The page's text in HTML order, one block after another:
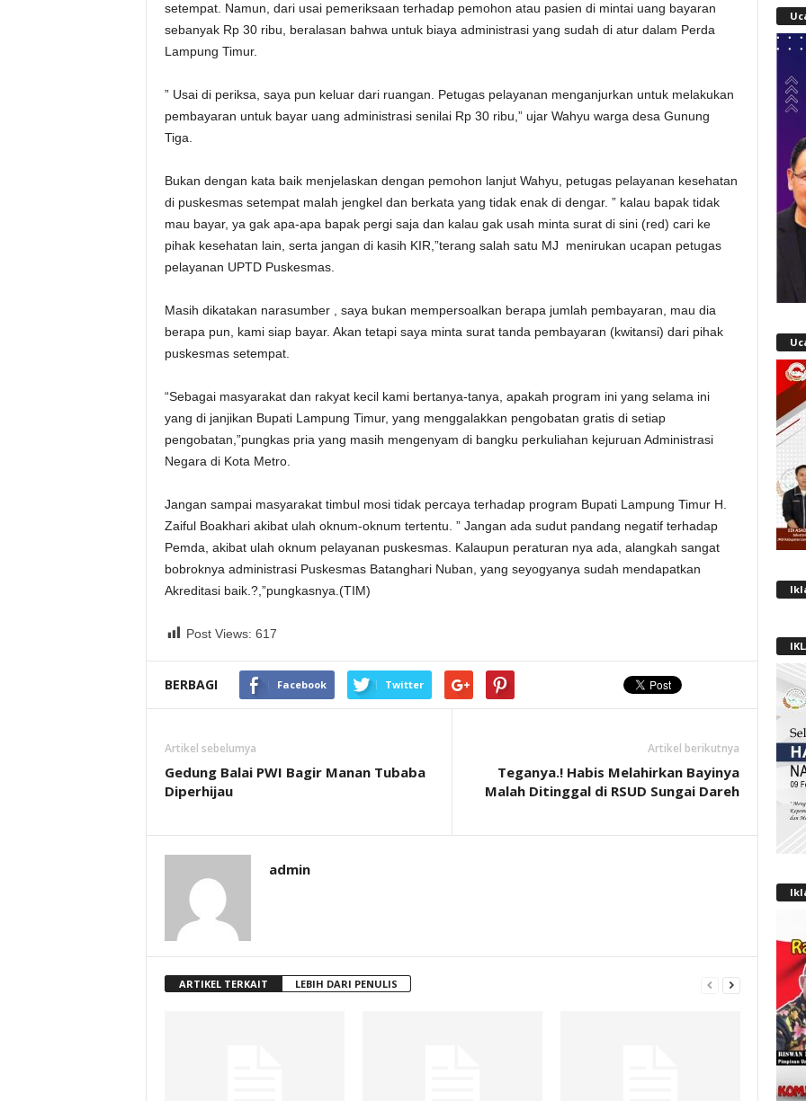
setempat. Namun, dari usai pemeriksaan terhadap pemohon atau pasien di mintai uang bayaran
sebanyak Rp 30 ribu, beralasan bahwa untuk biaya administrasi yang sudah di atur dalam Perda
Lampung Timur.
” Usai di periksa, saya pun keluar dari ruangan. Petugas pelayanan menganjurkan untuk melakukan
pembayaran untuk bayar uang administrasi senilai Rp 30 ribu,” ujar Wahyu warga desa Gunung
Tiga.
Bukan dengan kata baik menjelaskan dengan pemohon lanjut Wahyu, petugas pelayanan kesehatan
di puskesmas setempat malah jengkel dan berkata yang tidak enak di dengar. ” kalau bapak tidak
mau bayar, ya gak apa-apa bapak pergi saja dan kalau gak usah minta surat di sini (red) cari ke
pihak kesehatan lain, serta jangan di kasih KIR,”terang salah satu MJ menirukan ucapan petugas
pelayanan UPTD Puskesmas.
Masih dikatakan narasumber , saya bukan mempersoalkan berapa jumlah pembayaran, mau dia
berapa pun, kami siap bayar. Akan tetapi saya minta surat tanda pembayaran (kwitansi) dari pihak
puskesmas setempat.
“Sebagai masyarakat dan rakyat kecil kami bertanya-tanya, apakah program ini yang selama ini
yang di janjikan Bupati Lampung Timur, yang menggalakkan pengobatan gratis di setiap
pengobatan,”pungkas pria yang masih mengenyam di bangku perkuliahan kejuruan Administrasi
Negara di Kota Metro.
Jangan sampai masyarakat timbul mosi tidak percaya terhadap program Bupati Lampung Timur H.
Zaiful Boakhari akibat ulah oknum-oknum tertentu. ” Jangan ada sudut pandang negatif terhadap
Pemda, akibat ulah oknum pelayanan puskesmas. Kalaupun peraturan nya ada, alangkah sangat
bobroknya administrasi Puskesmas Batanghari Nuban, yang seyogyanya sudah mendapatkan
Akreditasi baik.?,”pungkasnya.(TIM)
Post Views: 617
BERBAGI Facebook Twitter
Artikel sebelumya
Gedung Balai PWI Bagir Manan Tubaba
Diperhijau
Artikel berikutnya
Teganya.! Habis Melahirkan Bayinya
Malah Ditinggal di RSUD Sungai Dareh
admin
ARTIKEL TERKAIT LEBIH DARI PENULIS